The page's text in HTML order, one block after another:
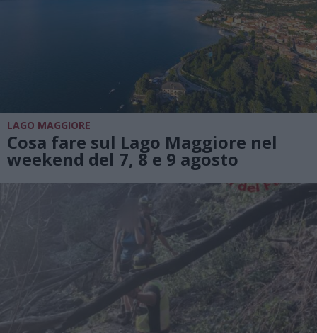
LAGO MAGGIORE
Cosa fare sul Lago Maggiore nel
weekend del 7, 8 e 9 agosto